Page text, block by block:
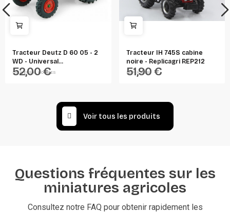
Tracteur Deutz D 60 05 - 2
WD - Universal...
UNIVERSAL HOBBIES
52,00 €
Tracteur IH 745S cabine
noire - Replicagri REP212
REPLICAGRI
51,90 €
Voir tous les produits
Questions fréquentes sur les
miniatures agricoles
Consultez notre FAQ pour obtenir rapidement les